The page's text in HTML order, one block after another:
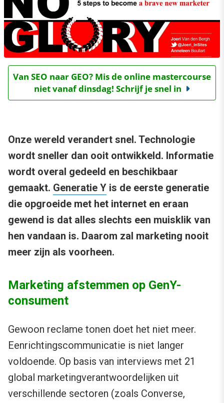
Van SEO naar GEO? Mis de online mastercourse
niet vanaf dinsdag! Schrijf je snel in
Onze wereld verandert snel. Technologie
wordt sneller dan ooit ontwikkeld. Informatie
wordt overal gedeeld en beschikbaar
gemaakt. Generatie Y is de eerste generatie
die opgroeide met het internet en eraan
gewend is dat alles slechts een muisklik van
hen vandaan is. Daarom zal marketing nooit
meer zijn als voorheen.
Marketing afstemmen op GenY-
consument
Gewoon reclame tonen doet het niet meer.
Eenrichtingscommunicatie is niet langer
voldoende. Op basis van interviews met 21
global marketingverantwoordelijken uit
verschillende sectoren (zoals Converse,